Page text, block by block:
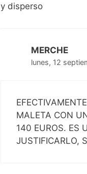
y disperso
MERCHE
lunes, 12
MALETA CON
140 EUROS. ES
JUSTIFICARLO,